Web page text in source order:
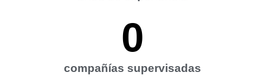
compañías supervisadas
0